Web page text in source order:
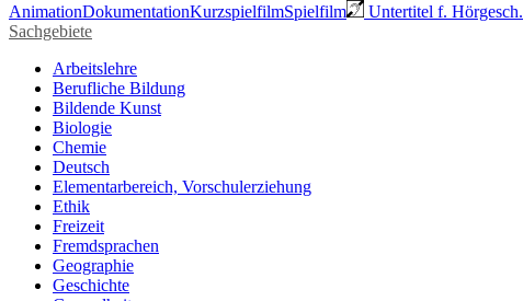
AnimationDokumentationKurzspielfilmSpielfilm Untertitel f. Hörgesch.
Sachgebiete
Arbeitslehre
Berufliche Bildung
Bildende Kunst
Biologie
Chemie
Deutsch
Elementarbereich, Vorschulerziehung
Ethik
Freizeit
Fremdsprachen
Geographie
Geschichte